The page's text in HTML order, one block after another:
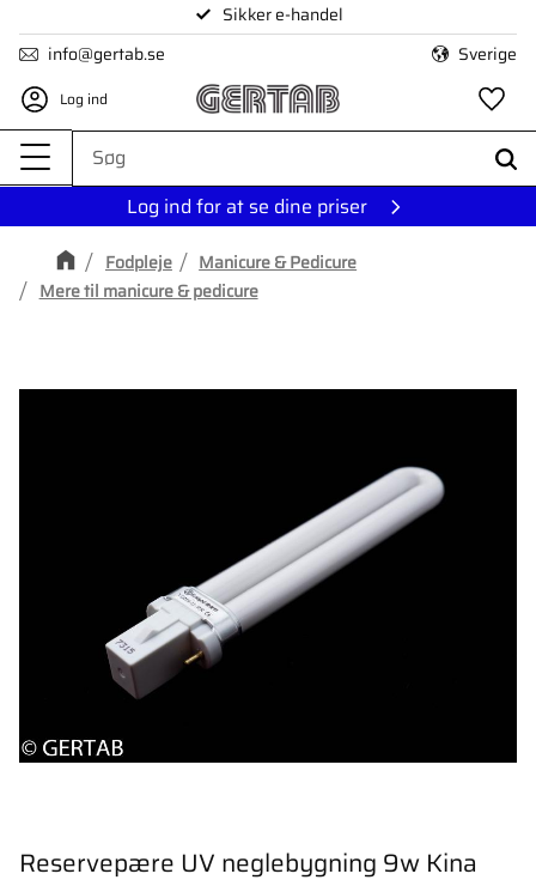
Menu
Sikker e-handel
info@gertab.se
Sverige
Log ind
Log ind for at se dine priser
Fodpleje
Manicure & Pedicure
Mere til manicure & pedicure
Reservepære UV neglebygning 9w Kina